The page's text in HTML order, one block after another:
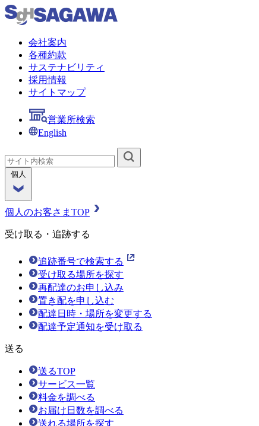
会社案内
各種約款
サステナビリティ
採用情報
サイトマップ
営業所検索
English
個人
個人のお客さまTOP
受け取る・追跡する
追跡番号で検索する
受け取る場所を探す
再配達のお申し込み
置き配を申し込む
配達日時・場所を変更する
配達予定通知を受け取る
送る
送るTOP
サービス一覧
料金を調べる
お届け日数を調べる
送れる場所を探す